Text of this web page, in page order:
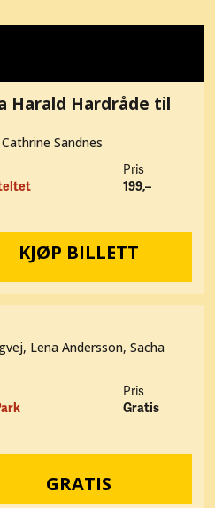
Harald Hardråde til
Sandnes
Pris
199,–
KJØP BILLETT
Lena Andersson, Sacha
Pris
Gratis
GRATIS